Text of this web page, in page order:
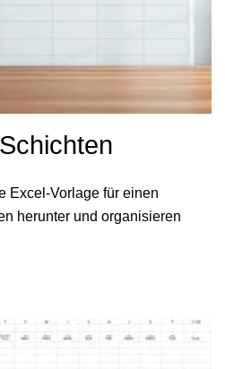
Excel-Vorlage für einen
herunter und organisieren